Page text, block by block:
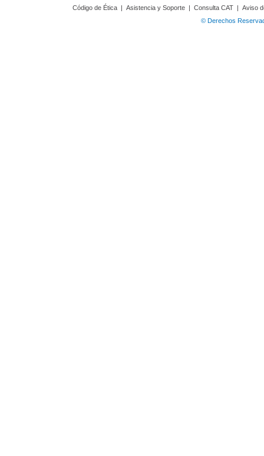
Código de Ética | Asistencia y Soporte | Consulta CAT | Aviso
© Derechos